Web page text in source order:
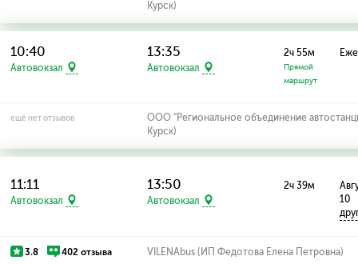
Курск)
10:40
Автовокзал
13:35
Автовокзал
2ч 55м
Прямой
маршрут
ещё нет отзывов
ООО "Региональное объединение
Курск)
11:11
Автовокзал
13:50
Автовокзал
2ч 39м
10
3.8 402 отзыва VILENAbus (ИП Федотова Елена Петровна)